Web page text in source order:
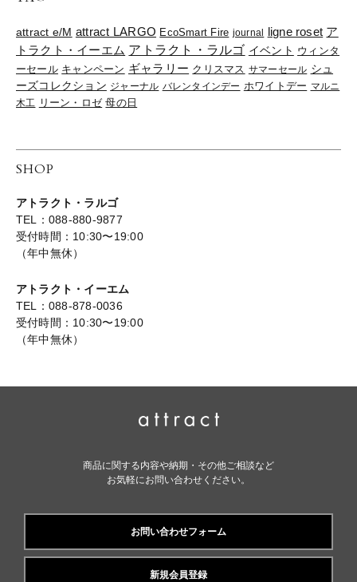
attract e/M attract LARGO EcoSmart Fire journal ligne roset ア
トラクト・イーエム アトラクト・ラルゴ イベント ウィンタ
ーセール キャンペーン ギャラリー クリスマス サマーセール シュ
ーズコレクション ジャーナル バレンタインデー ホワイトデー マルニ
木工 リーン・ロゼ 母の日
SHOP
アトラクト・ラルゴ
TEL：088-880-9877
受付時間：10:30〜19:00
（年中無休）
アトラクト・イーエム
TEL：088-878-0036
受付時間：10:30〜19:00
（年中無休）
商品に関する内容や納期・その他ご相談など
お気軽にお問い合わせください。
お問い合わせフォーム
新規会員登録